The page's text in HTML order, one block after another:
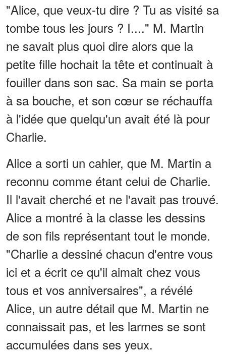
"Alice, que veux-tu dire ? Tu as visité sa
tombe tous les jours ? I...." M. Martin
ne savait plus quoi dire alors que la
petite fille hochait la tête et continuait à
fouiller dans son sac. Sa main se porta
à sa bouche, et son cœur se réchauffa
à l'idée que quelqu'un avait été là pour
Charlie.
Alice a sorti un cahier, que M. Martin a
reconnu comme étant celui de Charlie.
Il l'avait cherché et ne l'avait pas trouvé.
Alice a montré à la classe les dessins
de son fils représentant tout le monde.
"Charlie a dessiné chacun d'entre vous
ici et a écrit ce qu'il aimait chez vous
tous et vos anniversaires", a révélé
Alice, un autre détail que M. Martin ne
connaissait pas, et les larmes se sont
accumulées dans ses yeux.